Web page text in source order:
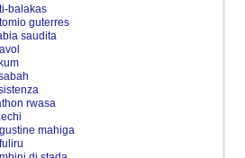
balakas
guterres
saudita
rwasa
mahiga